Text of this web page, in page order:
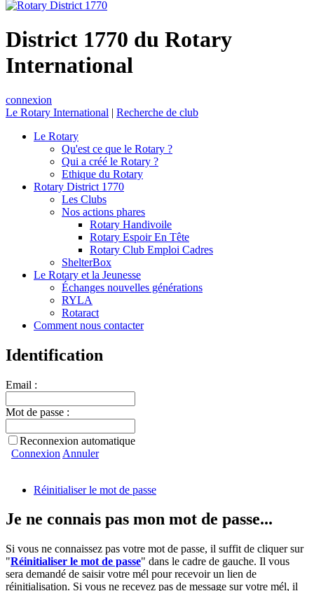
District 1770 du Rotary
International
connexion
Le Rotary International | Recherche de club
Le Rotary
Qu'est ce que le Rotary ?
Qui a créé le Rotary ?
Ethique du Rotary
Rotary District 1770
Les Clubs
Nos actions phares
Rotary Handivoile
Rotary Espoir En Tête
Rotary Club Emploi Cadres
ShelterBox
Le Rotary et la Jeunesse
Échanges nouvelles générations
RYLA
Rotaract
Comment nous contacter
Identification
Email :
Mot de passe :
Reconnexion automatique
Connexion Annuler
Réinitialiser le mot de passe
Je ne connais pas mon mot de passe...
Si vous ne connaissez pas votre mot de passe, il suffit de cliquer sur
"Réinitialiser le mot de passe" dans le cadre de gauche. Il vous
sera demandé de saisir votre mél pour recevoir un lien de
réinitialisation. Si vous ne recevez pas de message sur votre mél, il